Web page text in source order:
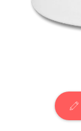
Hommes